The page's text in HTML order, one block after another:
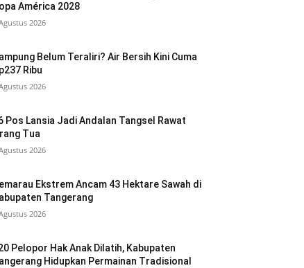
América 2028
2026
Belum Teraliri? Air Bersih Kini Cuma
Ribu
2026
Pos Lansia Jadi Andalan Tangsel Rawat
Tua
2026
Ekstrem Ancam 43 Hektare Sawah di
Tangerang
2026
Pelopor Hak Anak Dilatih, Kabupaten
Hidupkan Permainan Tradisional